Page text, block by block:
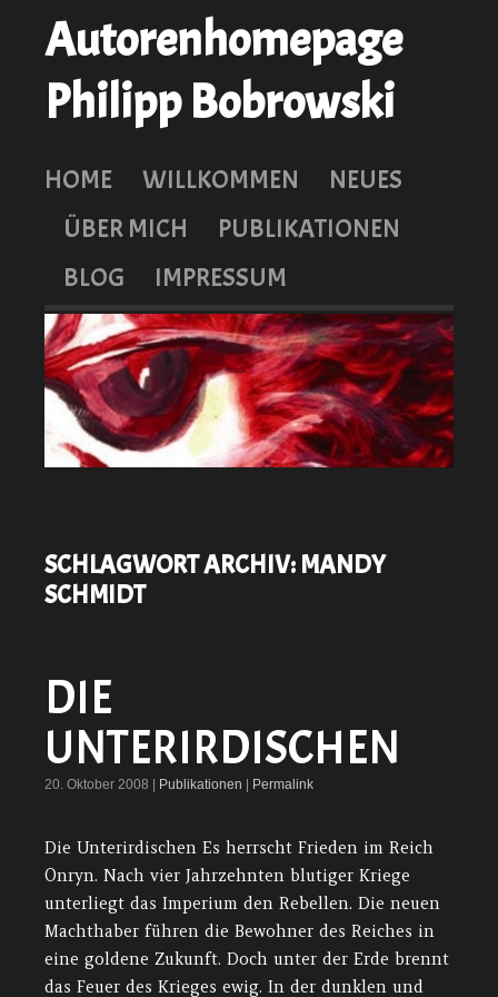
Autorenhomepage
Philipp Bobrowski
HOME WILLKOMMEN
NEUES
ÜBER MICH
PUBLIKATIONEN
BLOG
IMPRESSUM
SCHLAGWORT ARCHIV: MANDY
SCHMIDT
DIE
UNTERIRDISCHEN
20. Oktober 2008 | Publikationen Permalink
Die Unterirdischen Es herrscht Frieden im Reich
Onryn. Nach vier Jahrzehnten blutiger Kriege
unterliegt das Imperium den Rebellen. Die neuen
Machthaber führen die Bewohner des Reiches in
eine goldene Zukunft. Doch unter der Erde brennt
das Feuer des Krieges ewig. In der dunklen und